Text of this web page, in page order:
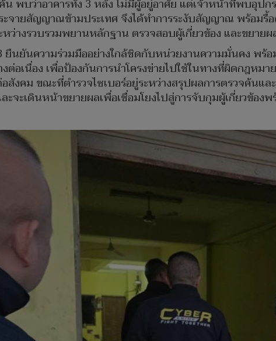
ค้น พบว่าอาคารทั้ง 3 หลัง ไม่มีผู้อยู่อาศัย แต่เจ้าหน้าที่พบอุ
จายสัญญาณข้ามประเทศ จึงได้ทำการระงับสัญญาณ พร้อมรื้
ว่างรวบรวมพยานหลักฐาน ตรวจสอบผู้เกี่ยวข้อง และขยาย
ยืนยันความร่วมมืออย่างใกล้ชิดกับหน่วยงานความมั่นคง พร้
ต่อเนื่อง เพื่อป้องกันการนำโครงข่ายไปใช้ในทางที่ผิดกฎ
สังคม ขณะที่ตำรวจไซเบอร์อยู่ระหว่างสรุปผลการตรวจค้นแ
จะเดินหน้าขยายผลเพื่อเชื่อมโยงไปสู่การจับกุมผู้เกี่ยวข้อ